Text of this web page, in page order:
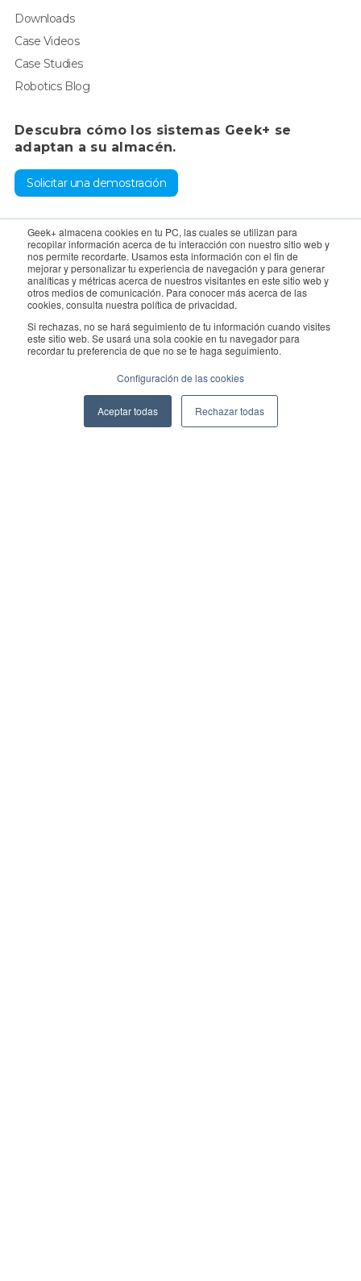
Geek+ almacena cookies en tu PC, las cuales se utilizan para
recopilar información acerca de tu interacción con nuestro sitio web y
nos permite recordarte. Usamos esta información con el fin de
mejorar y personalizar tu experiencia de navegación y para generar
analíticas y métricas acerca de nuestros visitantes en este sitio web y
otros medios de comunicación. Para conocer más acerca de las
cookies, consulta nuestra política de privacidad.
Si rechazas, no se hará seguimiento de tu información cuando visites
este sitio web. Se usará una sola cookie en tu navegador para
recordar tu preferencia de que no se te haga seguimiento.
Configuración de las cookies
Aceptar todas Rechazar todas
Downloads
Case Videos
Case Studies
Robotics Blog
Descubra cómo los sistemas Geek+ se
adaptan a su almacén.
Solicitar una demostración
Para consultas, póngase en contacto con el departamento de
ventas:sales@geekplus.com. Para promociones, póngase en
contacto con el departamento de relaciones públicas:
pr@geekplus.com
Copyright © 2026 Geekplus Technology Co., Ltd. All rights
reserved.
Legal Become a partner